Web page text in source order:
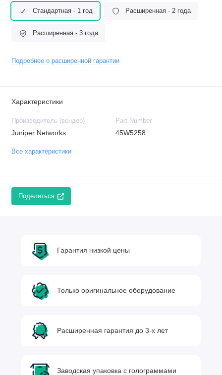
Стандартная - 1 год Расширенная - 2 года
Расширенная - 3 года
Подробнее о расширенной гарантии
Характеристики
Производитель (вендор)
Juniper Networks
Part Number
45W5258
Все характеристики
Поделиться
Гарантия низкой цены
Только оригинальное оборудование
Расширенная гарантия до 3-х лет
Заводская упаковка с голограммами